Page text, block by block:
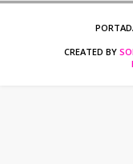
CREATED BY